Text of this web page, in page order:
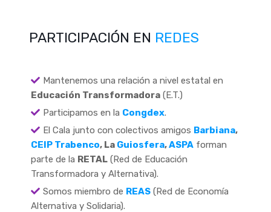
PARTICIPACIÓN EN REDES
Mantenemos una relación a nivel estatal en
Educación Transformadora (E.T.)
Participamos en la Congdex.
El Cala junto con colectivos amigos Barbiana,
CEIP Trabenco, La Guiosfera,ASPA forman
parte de la RETAL (Red de Educación
Transformadora y Alternativa).
Somos miembro de REAS (Red de Economía
Alternativa y Solidaria).